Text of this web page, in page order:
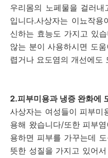
우리몸의 노페물을 걸러
입니다.사상자는 이뇨작
신하는 효능도 가지고 있
않는 분이 사용하시면 도
렵거나 요도염의 개선에도
2.피부미용과 냉증 완화에
사상자는 여성들이 피부
용해 왔습니다/또한 피부
용하면 피부를 가꾸는데
뜻한 성질을 가지고 있어